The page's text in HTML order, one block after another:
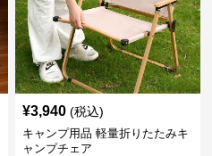
¥3,940 (税込)
キャンプ用品 軽量折りたたみキ
ャンプチェア